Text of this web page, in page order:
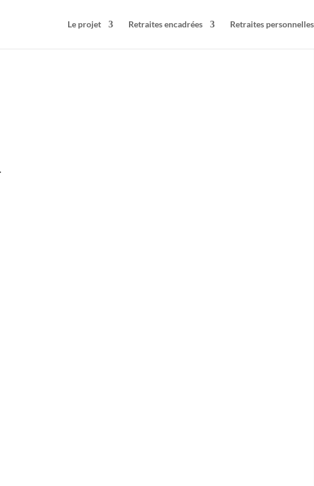
Le projet Retraites encadrées Retraites personnelles